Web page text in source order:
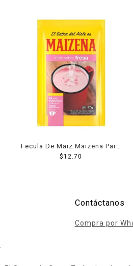
Fecula De Maiz Maizena Para
Atole Sabor Fresa 47 g
$12.70
Contáctanos
Compra por